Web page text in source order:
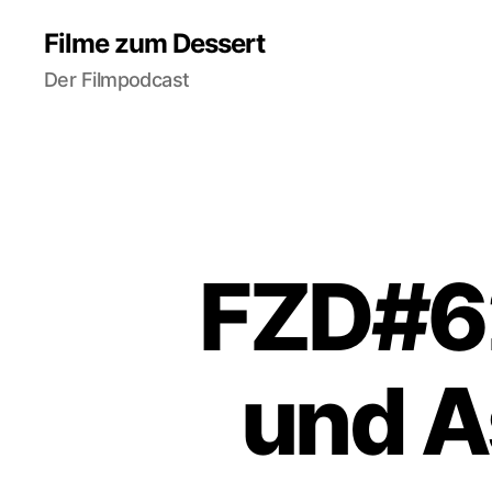
Filme zum Dessert
Der Filmpodcast
und